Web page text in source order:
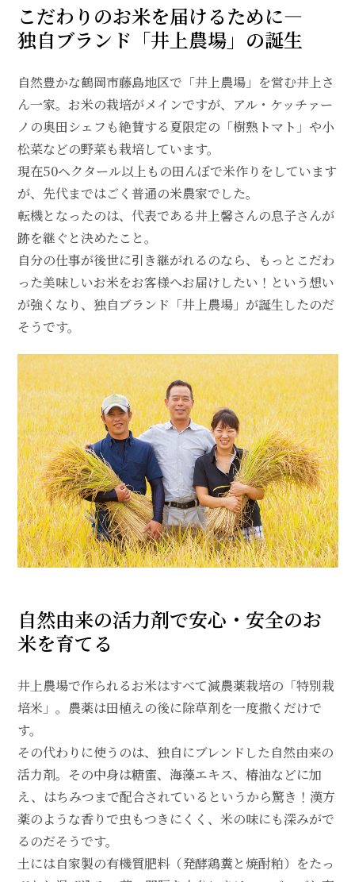
こだわりのお米を届けるために―
独自ブランド「井上農場」の誕生
自然豊かな鶴岡市藤島地区で「井上農場」を営む井上さ
ん一家。お米の栽培がメインですが、アル・ケッチァー
ノの奥田シェフも絶賛する夏限定の「樹熟トマト」や小
松菜などの野菜も栽培しています。
現在50ヘクタール以上もの田んぼで米作りをしています
が、先代まではごく普通の米農家でした。
転機となったのは、代表である井上馨さんの息子さんが
跡を継ぐと決めたこと。
自分の仕事が後世に引き継がれるのなら、もっとこだわ
った美味しいお米をお客様へお届けしたい！という想い
が強くなり、独自ブランド「井上農場」が誕生したのだ
そうです。
自然由来の活力剤で安心・安全のお
米を育てる
井上農場で作られるお米はすべて減農薬栽培の「特別栽
培米」。農薬は田植えの後に除草剤を一度撒くだけで
す。
その代わりに使うのは、独自にブレンドした自然由来の
活力剤。その中身は糖蜜、海藻エキス、椿油などに加
え、はちみつまで配合されているというから驚き！漢方
薬のような香りで虫もつきにくく、米の味にも深みがで
るのだそうです。
土には自家製の有機質肥料（発酵鶏糞と焼酎粕）をたっ